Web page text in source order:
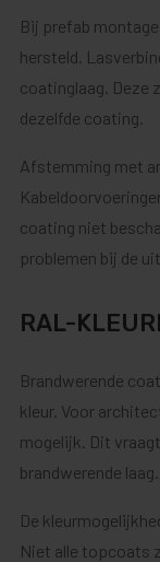
Bij prefab
hersteld.
coatinglaag. Deze
dezelfde coating.
Afstemming met
coating niet
problemen bij de
RAL-
Brandwerende
kleur. Voor
mogelijk. Dit
brandwerende laag.
De
Niet alle topcoats